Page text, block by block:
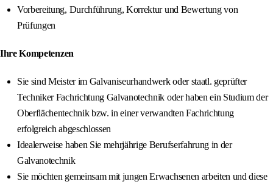
Vorbereitung, Durchführung, Korrektur und Bewertung von
Prüfungen
Ihre Kompetenzen
Sie sind Meister im Galvaniseurhandwerk oder staatl. geprüfter
Techniker Fachrichtung Galvanotechnik oder haben ein Studium der
Oberflächentechnik bzw. in einer verwandten Fachrichtung
erfolgreich abgeschlossen
Idealerweise haben Sie mehrjährige Berufserfahrung in der
Galvanotechnik
Sie möchten gemeinsam mit jungen Erwachsenen arbeiten und diese